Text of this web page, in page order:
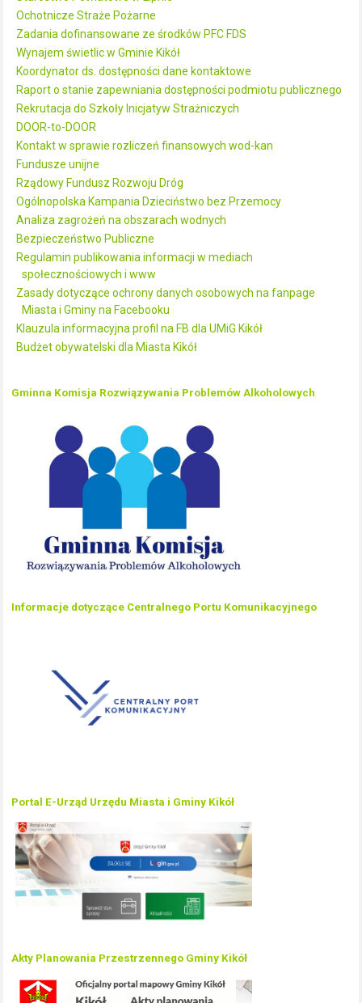
Ochotnicze Straże Pożarne
Zadania dofinansowane ze środków PFC FDS
Wynajem świetlic w Gminie Kikół
Koordynator ds. dostępności dane kontaktowe
Raport o stanie zapewniania dostępności podmiotu publicznego
Rekrutacja do Szkoły Inicjatyw Strażniczych
DOOR-to-DOOR
Kontakt w sprawie rozliczeń finansowych wod-kan
Fundusze unijne
Rządowy Fundusz Rozwoju Dróg
Ogólnopolska Kampania Dzieciństwo bez Przemocy
Analiza zagrożeń na obszarach wodnych
Bezpieczeństwo Publiczne
Regulamin publikowania informacji w mediach
społecznościowych i www
Zasady dotyczące ochrony danych osobowych na fanpage
Miasta i Gminy na Facebooku
Klauzula informacyjna profil na FB dla UMiG Kikół
Budżet obywatelski dla Miasta Kikół
Gminna Komisja Rozwiązywania Problemów Alkoholowych
Informacje dotyczące Centralnego Portu Komunikacyjnego
Portal E-Urząd Urzędu Miasta i Gminy Kikół
Akty Planowania Przestrzennego Gminy Kikół